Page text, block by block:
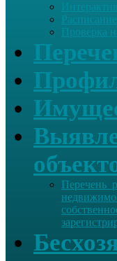
Проверка
Перечень